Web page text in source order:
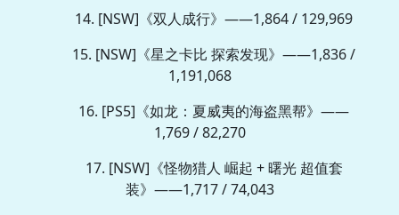
14. [NSW]《双人成行》——1,864 / 129,969
15. [NSW]《星之卡比 探索发现》——1,836 /
1,191,068
16. [PS5]《如龙：夏威夷的海盗黑帮》——
1,769 / 82,270
17. [NSW]《怪物猎人 崛起 + 曙光 超值套
装》——1,717 / 74,043